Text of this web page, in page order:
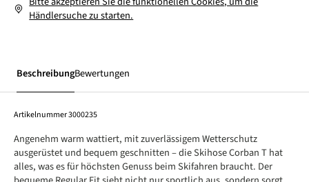
Händlersuche zu starten.
BeschreibungBewertungen
Artikelnummer3000235
Angenehm warm wattiert, mit zuverlässigem Wetterschutz
ausgerüstet und bequem geschnitten – die Skihose Corban T hat
alles, was es für höchsten Genuss beim Skifahren braucht. Der